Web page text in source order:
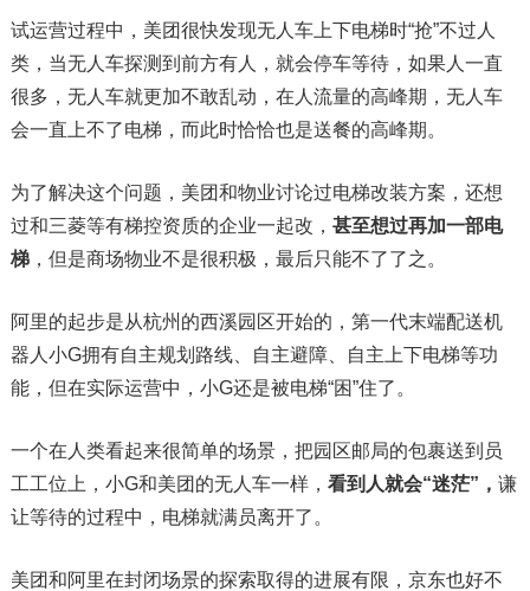
试运营过程中，美团很快发现无人车上下电梯时“抢”不过人
类，当无人车探测到前方有人，就会停车等待，如果人一直
很多，无人车就更加不敢乱动，在人流量的高峰期，无人车
会一直上不了电梯，而此时恰恰也是送餐的高峰期。
为了解决这个问题，美团和物业讨论过电梯改装方案，还想
过和三菱等有梯控资质的企业一起改， 甚至想过再加一部电
梯，但是商场物业不是很积极，最后只能不了了之。
阿里的起步是从杭州的西溪园区开始的，第一代末端配送机
器人小G拥有自主规划路线、自主避障、自主上下电梯等功
能，但在实际运营中，小G还是被电梯“困”住了。
一个在人类看起来很简单的场景，把园区邮局的包裹送到员
工工位上，小G和美团的无人车一样， 看到人就会“迷茫”， 谦
让等待的过程中，电梯就满员离开了。
美团和阿里在封闭场景的探索取得的进展有限，京东也好不